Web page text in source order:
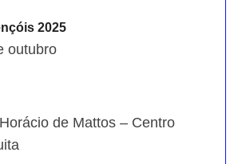
2025
outubro
de Mattos – Centro